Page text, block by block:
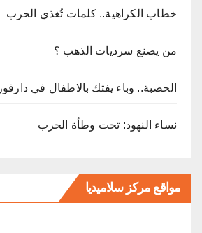
خطاب الكراهية.. كلمات تُغذي الحرب
من يصنع سرديات الذهب ؟
الحصبة.. وباء يفتك بالاطفال في دارفور
نساء النهود: تحت وطأة الحرب
مواقع مركز سلاميديا